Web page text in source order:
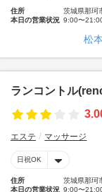
住所
茨城県那珂
本日の営業状況 9:00〜
松
ランコントル
エステ マッサージ
日祝OK
住所
茨城県那珂
本日の営業状況 9:00〜